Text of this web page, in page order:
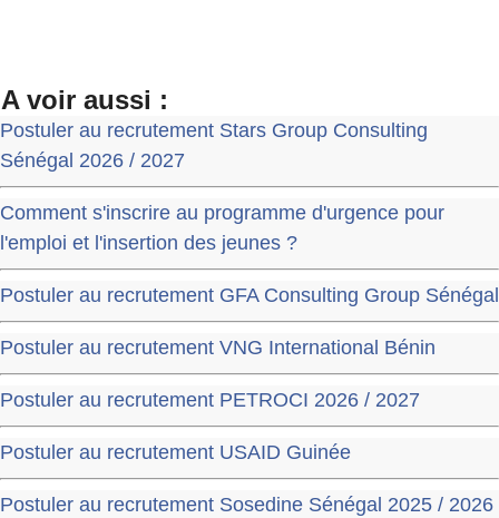
A voir aussi :
Postuler au recrutement Stars Group Consulting
Sénégal 2026 / 2027
Comment s'inscrire au programme d'urgence pour
l'emploi et l'insertion des jeunes ?
Postuler au recrutement GFA Consulting Group Sénégal
Postuler au recrutement VNG International Bénin
Postuler au recrutement PETROCI 2026 / 2027
Postuler au recrutement USAID Guinée
Postuler au recrutement Sosedine Sénégal 2025 / 2026